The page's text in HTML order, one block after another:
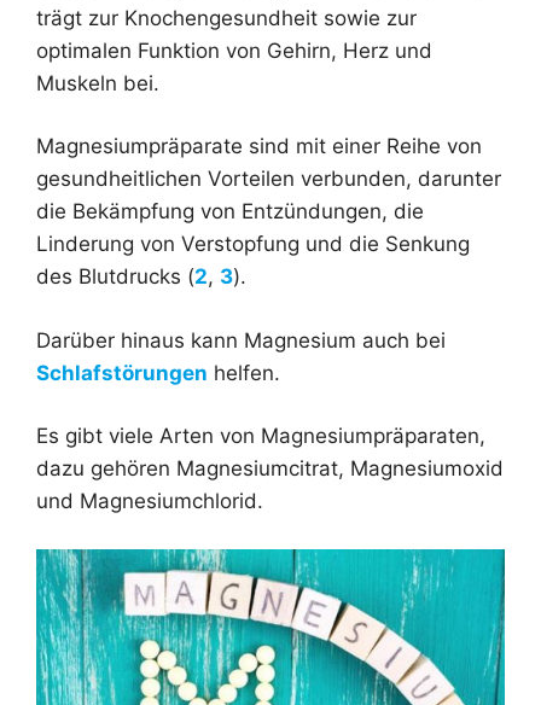
trägt zur Knochengesundheit sowie zur
optimalen Funktion von Gehirn, Herz und
Muskeln bei.
Magnesiumpräparate sind mit einer Reihe von
gesundheitlichen Vorteilen verbunden, darunter
die Bekämpfung von Entzündungen, die
Linderung von Verstopfung und die Senkung
des Blutdrucks (2, 3).
Darüber hinaus kann Magnesium auch bei
Schlafstörungen helfen.
Es gibt viele Arten von Magnesiumpräparaten,
dazu gehören Magnesiumcitrat, Magnesiumoxid
und Magnesiumchlorid.